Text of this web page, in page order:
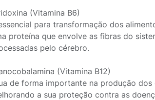
(Vitamina B6)
para transformação dos
proteína que envolve as fibras do
pelo cérebro.
(Vitamina B12)
de forma importante na produção
a sua proteção contra as